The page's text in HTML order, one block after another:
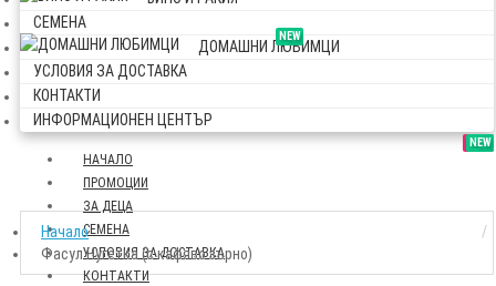
СЕМЕНА
NEW
ДОМАШНИ ЛЮБИМЦИ
УСЛОВИЯ ЗА ДОСТАВКА
КОНТАКТИ
ИНФОРМАЦИОНЕН ЦЕНТЪР
НАЧАЛО
SALE
ПРОМОЦИИ
NEW
ЗА ДЕЦА
СЕМЕНА
УСЛОВИЯ ЗА ДОСТАВКА
КОНТАКТИ
Начало
Фасул Нугетка (с кафяво зърно)